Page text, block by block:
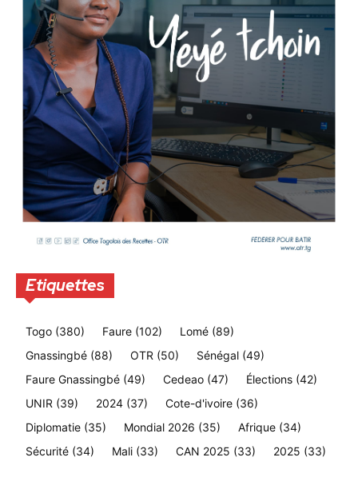
Etiquettes
Togo (380) Faure (102) Lomé (89)
Gnassingbé (88) OTR (50) Sénégal (49)
Faure Gnassingbé (49) Cedeao (47) Élections (42)
UNIR (39) 2024 (37) Cote-d'ivoire (36)
Diplomatie (35) Mondial 2026 (35) Afrique (34)
Sécurité (34) Mali (33) CAN 2025 (33) 2025 (33)